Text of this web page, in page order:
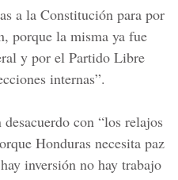
a la Constitución para por
porque la misma ya fue
y por el Partido Libre
internas”.
con “los relajos
Honduras necesita paz
inversión no hay trabajo